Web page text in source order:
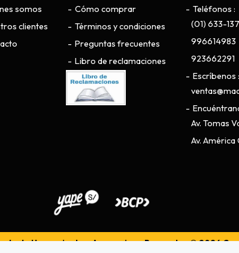
somos
clientes
Cómo comprar
Términos y condiciones
Preguntas frecuentes
Libro de reclamaciones
Teléfonos
(01) 633-
996614983
923662291
Escríbenos
Av. Tomas
Av. América
de Herramientas, Accesorios y Repuestos © 2026